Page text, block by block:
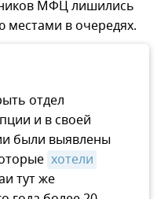
МФЦ лишились
местами в очередях.
отдел
и в своей
были выявлены
хотели
тут же